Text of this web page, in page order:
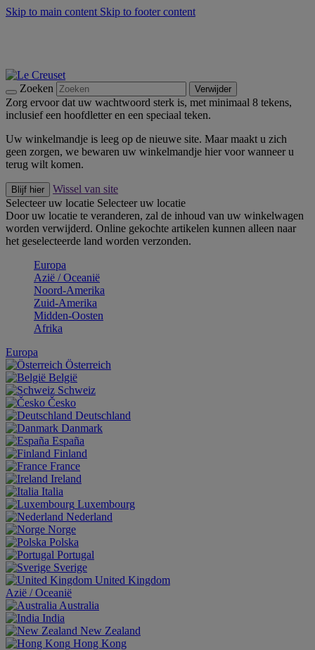
Skip to main content Skip to footer content
Zoeken Verwijder
Zorg ervoor dat uw wachtwoord sterk is, met minimaal 8 tekens,
inclusief een hoofdletter en een speciaal teken.
Uw winkelmandje is leeg op de nieuwe site. Maar maakt u zich
geen zorgen, we bewaren uw winkelmandje hier voor wanneer u
terug wilt komen.
Blijf hier
Wissel van site
Selecteer uw locatie Selecteer uw locatie
Door uw locatie te veranderen, zal de inhoud van uw winkelwagen
worden verwijderd. Online gekochte artikelen kunnen alleen naar
het geselecteerde land worden verzonden.
Europa
Aziё / Oceaniё
Noord-Amerika
Zuid-Amerika
Midden-Oosten
Afrika
Europa
Österreich
België
Schweiz
Česko
Deutschland
Danmark
España
Finland
France
Ireland
Italia
Luxembourg
Nederland
Norge
Polska
Portugal
Sverige
United Kingdom
Aziё / Oceaniё
Australia
India
New Zealand
Hong Kong